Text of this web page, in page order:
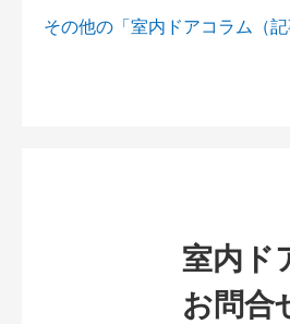
その他の「室内ドアコラム（
室内ド
お問合